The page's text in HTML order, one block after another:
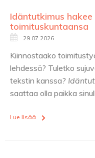
Idäntutkimus
toimituskuntaansa
29.07.2026
Kiinnostaako
lehdessä? Tuletko
tekstin kanssa?
saattaa olla paikka
Lue lisää